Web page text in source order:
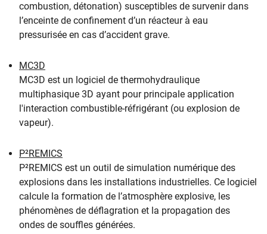
combustion, détonation) susceptibles de survenir dans
l’enceinte de confinement d’un réacteur à eau
pressurisée en cas d’accident grave.
MC3D
MC3D est un logiciel de thermohydraulique
multiphasique 3D ayant pour principale application
l'interaction combustible-réfrigérant (ou explosion de
vapeur).
P²REMICS
P²REMICS est un outil de simulation numérique des
explosions dans les installations industrielles. Ce logiciel
calcule la formation de l’atmosphère explosive, les
phénomènes de déflagration et la propagation des
ondes de souffles générées.